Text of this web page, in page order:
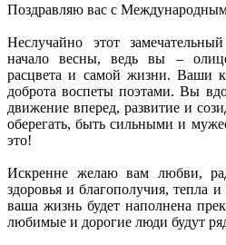
Поздравляю вас с
Неслучайно этот
начало весны, ведь вы –
расцвета и самой жизни. Ваши
доброта воспеты поэтами. Вы
движение вперед, развитие и
оберегать, быть сильными и
это!
Искренне желаю вам любви,
здоровья и благополучия, тепла
ваша жизнь будет наполнена
любимые и дорогие люди будут